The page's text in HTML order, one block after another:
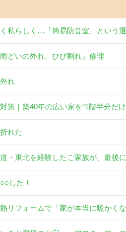
私らしく…「簡易防音室」という
どいの外れ、ひび割れ」修理
れ
策｜築40年の広い家を“1階半分だ
れた
道・東北を経験したご家族が、最後
した！
熱リフォームで「家が本当に暖かく